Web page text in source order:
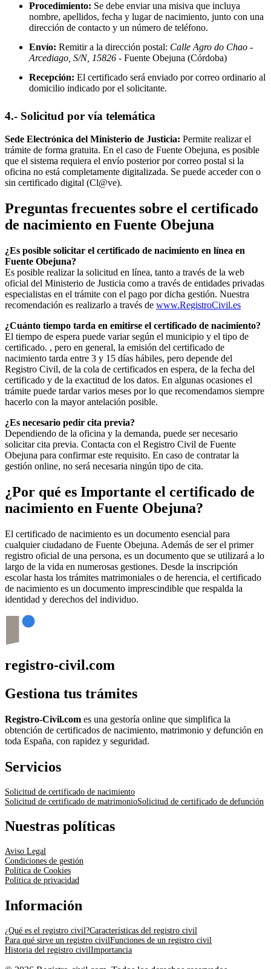
Procedimiento: Se debe enviar una misiva que incluya
nombre, apellidos, fecha y lugar de nacimiento, junto con una
dirección de contacto y un número de teléfono.
Envío: Remitir a la dirección postal: Calle Agro do Chao -
Arcediago, S/N, 15826 - Fuente Obejuna (Córdoba)
Recepción: El certificado será enviado por correo ordinario al
domicilio indicado por el solicitante.
4.- Solicitud por vía telemática
Sede Electrónica del Ministerio de Justicia: Permite realizar el
trámite de forma gratuita. En el caso de Fuente Obejuna, es posible
que el sistema requiera el envío posterior por correo postal si la
oficina no está completamente digitalizada. Se puede acceder con o
sin certificado digital (Cl@ve).
Preguntas frecuentes sobre el certificado
de nacimiento en Fuente Obejuna
¿Es posible solicitar el certificado de nacimiento en línea en
Fuente Obejuna?
Es posible realizar la solicitud en línea, tanto a través de la web
oficial del Ministerio de Justicia como a través de entidades privadas
especialistas en el trámite con el pago por dicha gestión. Nuestra
recomendación es realizarlo a través de www.RegistroCivil.es
¿Cuánto tiempo tarda en emitirse el certificado de nacimiento?
El tiempo de espera puede variar según el municipio y el tipo de
certificado. , pero en general, la emisión del certificado de
nacimiento tarda entre 3 y 15 días hábiles, pero depende del
Registro Civil, de la cola de certificados en espera, de la fecha del
certificado y de la exactitud de los datos. En algunas ocasiones el
trámite puede tardar varios meses por lo que recomendamos siempre
hacerlo con la mayor antelación posible.
¿Es necesario pedir cita previa?
Dependiendo de la oficina y la demanda, puede ser necesario
solicitar cita previa. Contacta con el Registro Civil de Fuente
Obejuna para confirmar este requisito. En caso de contratar la
gestión online, no será necesaria ningún tipo de cita.
¿Por qué es Importante el certificado de
nacimiento en Fuente Obejuna?
El certificado de nacimiento es un documento esencial para
cualquier ciudadano de Fuente Obejuna. Además de ser el primer
registro oficial de una persona, es un documento que se utilizará a lo
largo de la vida en numerosas gestiones. Desde la inscripción
escolar hasta los trámites matrimoniales o de herencia, el certificado
de nacimiento es un documento imprescindible que respalda la
identidad y derechos del individuo.
registro-civil.com
Gestiona tus trámites
Registro-Civil.com es una gestoría online que simplifica la
obtención de certificados de nacimiento, matrimonio y defunción en
toda España, con rapidez y seguridad.
Servicios
Solicitud de certificado de nacimiento
Solicitud de certificado de matrimonioSolicitud de certificado de defunción
Nuestras políticas
Aviso Legal
Condiciones de gestión
Política de Cookies
Política de privacidad
Información
¿Qué es el registro civil?Características del registro civil
Para qué sirve un registro civilFunciones de un registro civil
Historia del registro civilImportancia